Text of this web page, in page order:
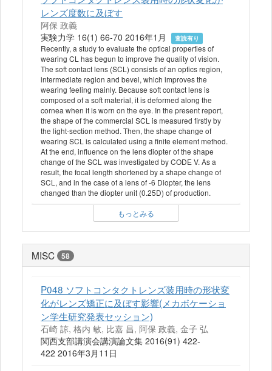
レンズ度数に及ぼす
阿保 政義
実験力学 16(1) 66-70 2016年1月
査読有り
Recently, a study to evaluate the optical properties of
wearing CL has begun to improve the quality of vision.
The soft contact lens (SCL) consists of an optics region,
intermediate region and bevel, which improves the
wearing feeling mainly. Because soft contact lens is
composed of a soft material, it is deformed along the
cornea when it is worn on the eye. In the present report,
the shape of the commercial SCL is measured firstly by
the light-section method. Then, the shape change of
wearing SCL is calculated using a finite element method.
At the end, influence on the lens diopter of the shape
change of the SCL was investigated by CODE V. As a
result, the focal length shortened by a shape change of
SCL, and in the case of a lens of -6 Diopter, the lens
changed than the diopter unit (0.25D) of production.
もっとみる
MISC 58
P048 ソフトコンタクトレンズ装用時の形状変
化がレンズ矯正に及ぼす影響(メカボケーショ
ン学生研究発表セッション)
石崎 諒, 格内 敏, 比嘉 昌, 阿保 政義, 金子 弘
関西支部講演会講演論文集 2016(91) 422-
422 2016年3月11日